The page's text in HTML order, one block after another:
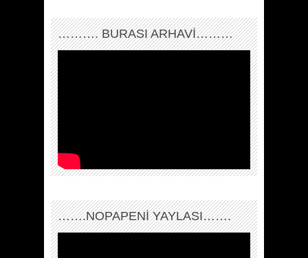
………. BURASI ARHAVİ………
…….NOPAPENİ YAYLASI…….